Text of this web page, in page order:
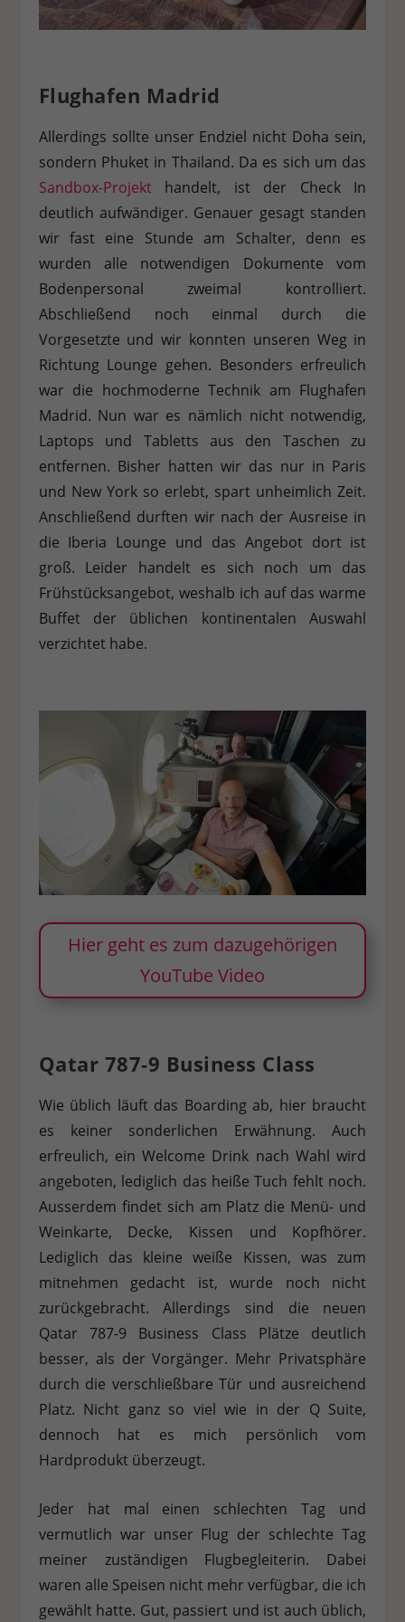
Flughafen Madrid
Allerdings sollte unser Endziel nicht Doha sein,
sondern Phuket in Thailand. Da es sich um das
Sandbox-Projekthandelt, ist der Check In
deutlich aufwändiger. Genauer gesagt standen
wir fast eine Stunde am Schalter, denn es
wurden alle notwendigen Dokumente vom
Bodenpersonal zweimal kontrolliert.
Abschließend noch einmal durch die
Vorgesetzte und wir konnten unseren Weg in
Richtung Lounge gehen. Besonders erfreulich
war die hochmoderne Technik am Flughafen
Madrid. Nun war es nämlich nicht notwendig,
Laptops und Tabletts aus den Taschen zu
entfernen. Bisher hatten wir das nur in Paris
und New York so erlebt, spart unheimlich Zeit.
Anschließend durften wir nach der Ausreise in
die Iberia Lounge und das Angebot dort ist
groß. Leider handelt es sich noch um das
Frühstücksangebot, weshalb ich auf das warme
Buffet der üblichen kontinentalen Auswahl
verzichtet habe.
Hier geht es zum dazugehörigen
YouTube Video
Qatar 787-9 Business Class
Wie üblich läuft das Boarding ab, hier braucht
es keiner sonderlichen Erwähnung. Auch
erfreulich, ein Welcome Drink nach Wahl wird
angeboten, lediglich das heiße Tuch fehlt noch.
Ausserdem findet sich am Platz die Menü- und
Weinkarte, Decke, Kissen und Kopfhörer.
Lediglich das kleine weiße Kissen, was zum
mitnehmen gedacht ist, wurde noch nicht
zurückgebracht. Allerdings sind die neuen
Qatar 787-9 Business Class Plätze deutlich
besser, als der Vorgänger. Mehr Privatsphäre
durch die verschließbare Tür und ausreichend
Platz. Nicht ganz so viel wie in der Q Suite,
dennoch hat es mich persönlich vom
Hardprodukt überzeugt.
Jeder hat mal einen schlechten Tag und
vermutlich war unser Flug der schlechte Tag
meiner zuständigen Flugbegleiterin. Dabei
waren alle Speisen nicht mehr verfügbar, die ich
gewählt hatte. Gut, passiert und ist auch üblich,
Personenbezogene Daten können verarbeitet werden (z. B. IP-
Adressen), z. B. für personalisierte Anzeigen und Inhalte oder
Verarbeitung Ihrer Daten zuzustimmen, um dieses Angebot
individueller Einstellungen möglicherweise nicht alle
Funktionen der Website zur Verfügung stehen.
Hier finden Sie eine Übersicht über alle verwendeten Cookies.
Sie können Ihre Einwilligung zu ganzen Kategorien geben
oder sich weitere Informationen anzeigen lassen und so nur
bestimmte Cookies auswählen.
Alle akzeptieren Speichern Ablehnen
Zurück
Datenschutzeinstellungen
Essenziell (1)
Essenzielle Cookies ermöglichen grundlegende Funktionen und sind für
die einwandfreie Funktion der Website erforderlich.
Statistiken (1)
Statistik Cookies erfassen Informationen anonym. Diese Informationen
helfen uns zu verstehen, wie unsere Besucher unsere Website nutzen.
Cookie-Informationen anzeigen
Externe Medien (7)
Inhalte von Videoplattformen und Social-Media-Plattformen werden
standardmäßig blockiert. Wenn Cookies von externen Medien akzeptiert
werden, bedarf der Zugriff auf diese Inhalte keiner manuellen
Einwilligung mehr.
Cookie-Informationen anzeigen